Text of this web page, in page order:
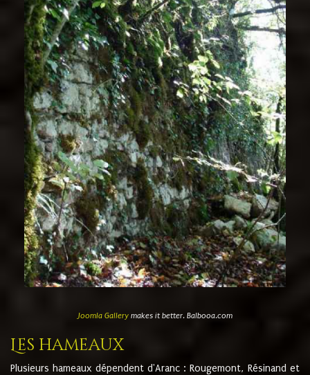
Joomla Gallerymakes it better. Balbooa.com
Les hameaux
Plusieurs hameaux dépendent d'Aranc : Rougemont, Résinand et